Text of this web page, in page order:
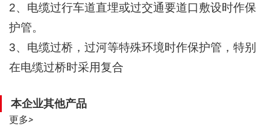
2、电缆过行车道直埋或过交通要道口敷设时作保
护管。
3、电缆过桥，过河等特殊环境时作保护管，特别
在电缆过桥时采用复合
本企业其他产品
更多>